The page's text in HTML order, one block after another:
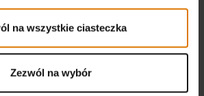
na wszystkie ciasteczka
Zezwól na wybór